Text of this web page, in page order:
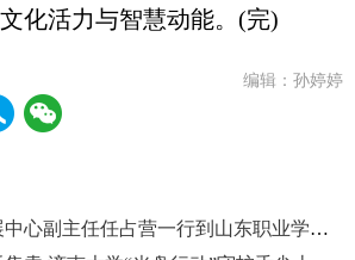
化活力与智慧动能。(完)
编辑：孙婷婷
教育部职业教育发展中心副主任任占营一行到山东职业学院调研指导“新双高”改革试点工作